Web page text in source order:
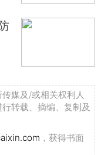
媒及/或相关权利人
转载、摘编、复制及
，获得书面